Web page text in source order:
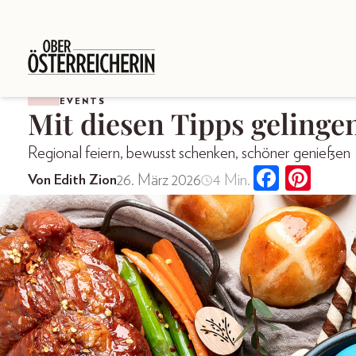
EVENTS
Mit diesen Tipps
Regional feiern, bewusst schenken, schöner genießen
Von Edith Zion26. März 2026 4 Min.